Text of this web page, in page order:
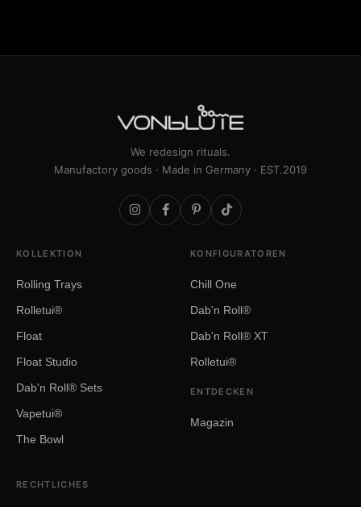
We redesign rituals.
Manufactory goods · Made in Germany · EST.2019
KOLLEKTION
Rolling Trays
Rolletui®
Float
Float Studio
Dab'n Roll® Sets
Vapetui®
The Bowl
KONFIGURATOREN
Chill One
Dab'n Roll®
Dab'n Roll® XT
Rolletui®
ENTDECKEN
Magazin
RECHTLICHES